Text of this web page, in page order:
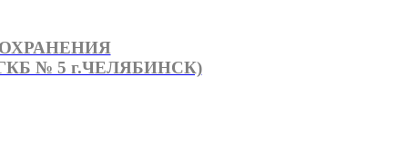
№ 5 г.ЧЕЛЯБИНСК)